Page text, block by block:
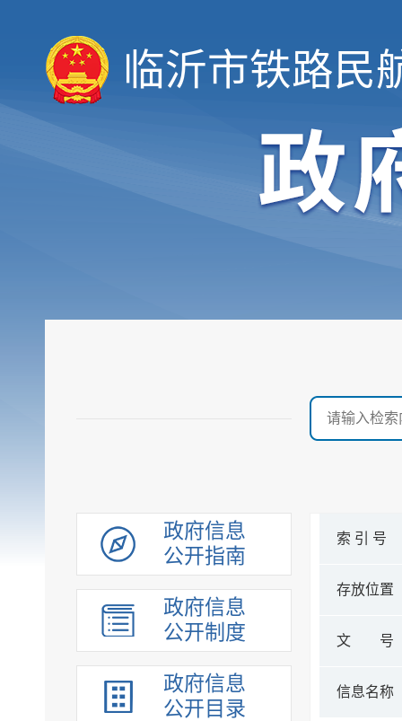
临沂市铁路民
政府信息
公开指南
政府信息
公开制度
政府信息
公开目录
索 引 号
存放位置
文 号
信息名称